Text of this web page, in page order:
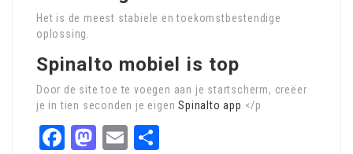
Het is de meest stabiele en toekomstbestendige
oplossing.
Spinalto mobiel is top
Door de site toe te voegen aan je startscherm, creëer
je in tien seconden je eigenSpinalto app.</p
Facebook
Mastodon
Email